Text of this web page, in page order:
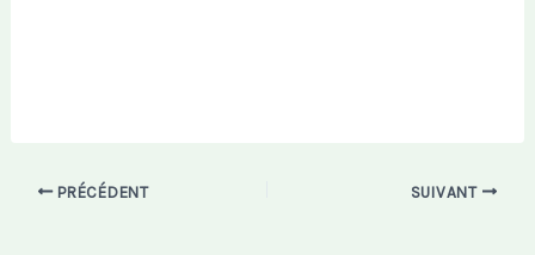
PRÉCÉDENT SUIVANT